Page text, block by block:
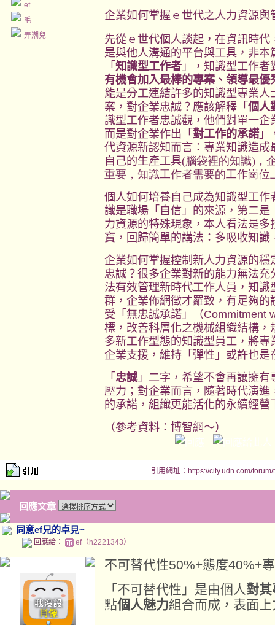
ef
毛
弄潮兒
企業如何掌握ｅ世代之人力資源
先從ｅ世代個人談起，在資訊時
是與他人溝通的平台與工具，非
「 知識型工作者 」，知識型工作者
有機會加入最棒的專案、領導最優
能是分工連結許多的知識型專業
案，對企業忠誠？應該解釋「 個人
識型工作者忠誠觀，他們對單一
而是對企業作出「 對工作的承諾」
代資源新認知而言：專業知識造
自己的生產工具(腦袋裡的知識)，
重要，知識工作者需要的工作崗位
個人如何培養自己成為知識型工
識是職場「自信」的來源，第二
力資源的特殊現象，本人看法是
寶，回歸簡單的講法：多吸收知
企業如何掌握控制新人力資源的
忠誠？很多企業對新的能力無法
法有效管理新時代工作人員，知
群，企業佈網徵才羅致，有足夠
受「無忠誠承諾」（Commitment
標，改善科層化之機械組織結構
多新工作型態的知識型員工，將
企業支援，維持「彈性」或許也
「 忠誠」二字，希望不會再讓擁
壓力；對企業而言，隨著時代演
的承諾，組織更能活化的永續經營
（參考資料：博智網～）
引用網址：https://city.udn.com/
回應文章
同意ef兄的卓見~
回應給： ef（h2221343）
不可替代性50%+態度40%+
「不可替代性」是由個人對
點個人魅力組合而成，表面